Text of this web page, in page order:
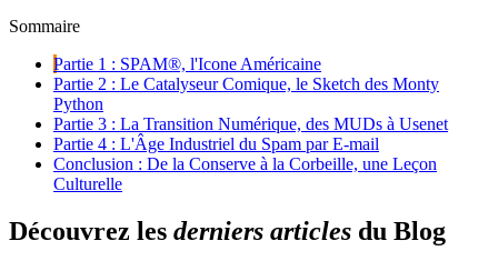
Sommaire
Partie 1 : SPAM®, l'Icone Américaine
Partie 2 : Le Catalyseur Comique, le Sketch des Monty
Python
Partie 3 : La Transition Numérique, des MUDs à Usenet
Partie 4 : L'Âge Industriel du Spam par E-mail
Conclusion : De la Conserve à la Corbeille, une Leçon
Culturelle
Découvrez les derniers articles du Blog